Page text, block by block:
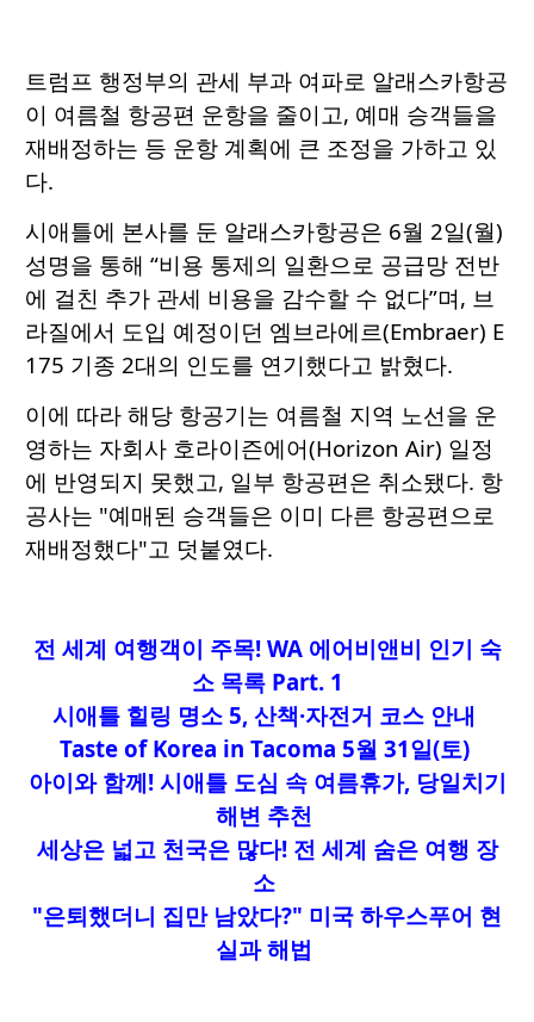
트럼프 행정부의 관세 부과 여파로 알래스카항공
이 여름철 항공편 운항을 줄이고, 예매 승객들을
재배정하는 등 운항 계획에 큰 조정을 가하고 있
다.
시애틀에 본사를 둔 알래스카항공은 6월 2일(월)
성명을 통해 “비용 통제의 일환으로 공급망 전반
에 걸친 추가 관세 비용을 감수할 수 없다”며, 브
라질에서 도입 예정이던 엠브라에르(Embraer) E
175 기종 2대의 인도를 연기했다고 밝혔다.
이에 따라 해당 항공기는 여름철 지역 노선을 운
영하는 자회사 호라이즌에어(Horizon Air) 일정
에 반영되지 못했고, 일부 항공편은 취소됐다. 항
공사는 "예매된 승객들은 이미 다른 항공편으로
재배정했다"고 덧붙였다.
전 세계 여행객이 주목! WA 에어비앤비 인기 숙
소 목록 Part. 1
시애틀 힐링 명소 5, 산책·자전거 코스 안내
Taste of Korea in Tacoma 5월 31일(토)
아이와 함께! 시애틀 도심 속 여름휴가, 당일치기
해변 추천
세상은 넓고 천국은 많다! 전 세계 숨은 여행 장
소
"은퇴했더니 집만 남았다?" 미국 하우스푸어 현
실과 해법